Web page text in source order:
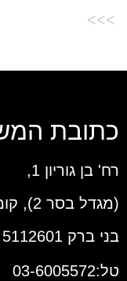
>>>
כתובת
רח' בן גוריון 1,
(מגדל בסר 2), קומה 19
בני ברק 5112601
טל:03-6005572